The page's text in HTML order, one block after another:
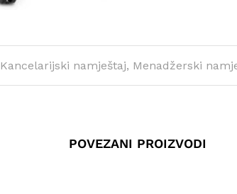
Kancelarijski namještaj, Menadžerski
POVEZANI PROIZVODI